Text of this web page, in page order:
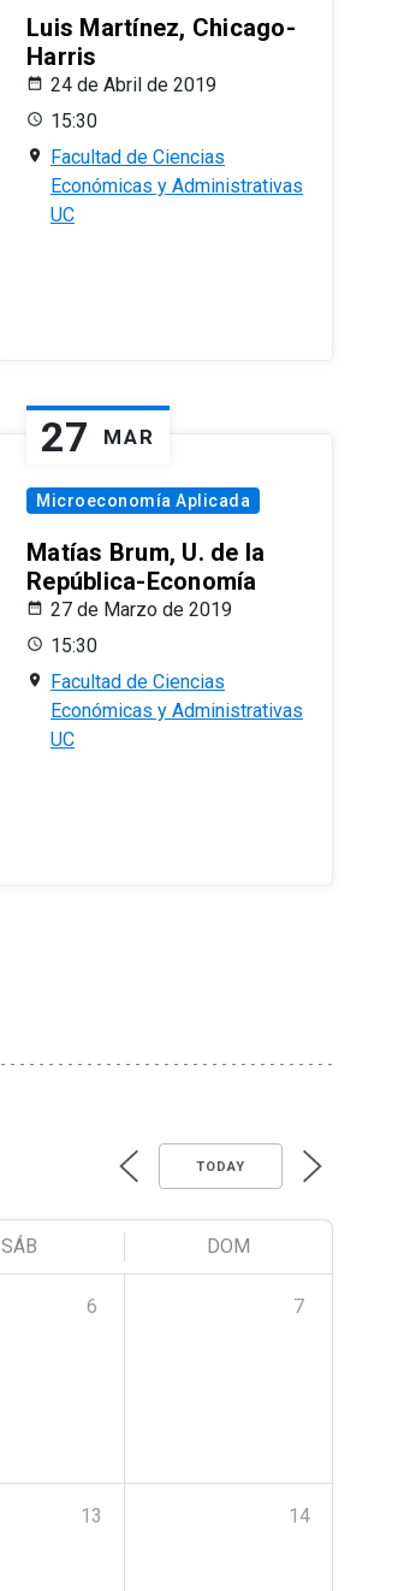
Luis Martínez, Chicago-
Harris
24 de Abril de 2019
15:30
Facultad de Ciencias
Económicas y Administrativas
UC
27 MAR
Microeconomía Aplicada
Matías Brum, U. de la
República-Economía
27 de Marzo de 2019
15:30
Facultad de Ciencias
Económicas y Administrativas
UC
TODAY
SÁB DOM
6 7
13 14